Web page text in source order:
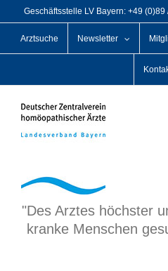
Inhalt
springen
Geschäftsstelle LV Bayern: +49 (0)89
Arztsuche Newsletter
"Des Arztes höchster
kranke Menschen